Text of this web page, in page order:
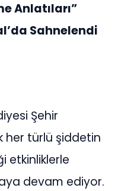
Anlatıları”
Sahnelendi
Şehir
her türlü şiddetin
etkinliklerle
devam ediyor.